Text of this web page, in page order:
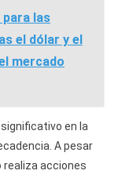
para las
el dólar y el
mercado
en la
A pesar
realiza acciones